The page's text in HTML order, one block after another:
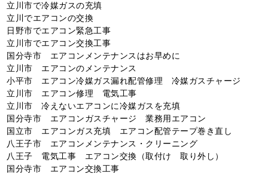
立川市で冷媒ガスの充填
立川でエアコンの交換
日野市でエアコン緊急工事
立川市でエアコン交換工事
国分寺市 エアコンメンテナンスはお早めに
立川市 エアコンのメンテナンス
小平市 エアコン冷媒ガス漏れ配管修理 冷媒ガスチャージ
立川市 エアコン修理 電気工事
立川市 冷えないエアコンに冷媒ガスを充填
国分寺市 エアコンガスチャージ 業務用エアコン
国立市 エアコンガス充填 エアコン配管テープ巻き直し
八王子市 エアコンメンテナンス・クリーニング
八王子 電気工事 エアコン交換（取付け 取り外し）
国分寺市 エアコン交換工事